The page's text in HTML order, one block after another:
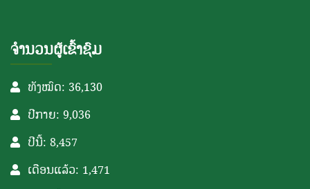
ຈຳນວນຜູ້ເຂົ້າຊົມ
ທັງໝົດ: 36,130
ປີກາຍ: 9,036
ປີນີ້: 8,457
ເດືອນແລ້ວ: 1,471